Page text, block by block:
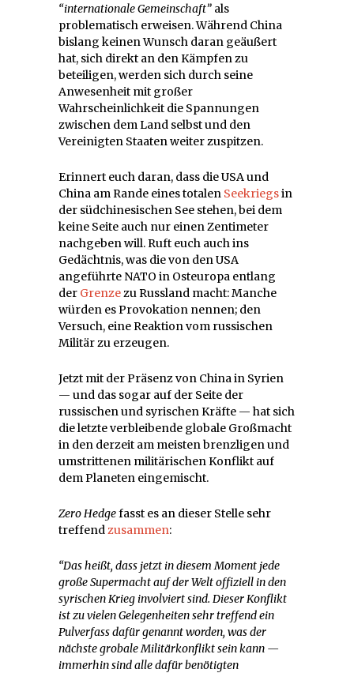
“internationale Gemeinschaft” als
problematisch erweisen. Während China
bislang keinen Wunsch daran geäußert
hat, sich direkt an den Kämpfen zu
beteiligen, werden sich durch seine
Anwesenheit mit großer
Wahrscheinlichkeit die Spannungen
zwischen dem Land selbst und den
Vereinigten Staaten weiter zuspitzen.
Erinnert euch daran, dass die USA und
China am Rande eines totalen Seekriegsin
der südchinesischen See stehen, bei dem
keine Seite auch nur einen Zentimeter
nachgeben will. Ruft euch auch ins
Gedächtnis, was die von den USA
angeführte NATO in Osteuropa entlang
der Grenzezu Russland macht: Manche
würden es Provokation nennen; den
Versuch, eine Reaktion vom russischen
Militär zu erzeugen.
Jetzt mit der Präsenz von China in Syrien
— und das sogar auf der Seite der
russischen und syrischen Kräfte — hat sich
die letzte verbleibende globale Großmacht
in den derzeit am meisten brenzligen und
umstrittenen militärischen Konflikt auf
dem Planeten eingemischt.
Zero Hedgefasst es an dieser Stelle sehr
treffendzusammen:
“Das heißt, dass jetzt in diesem Moment jede
große Supermacht auf der Welt offiziell in den
syrischen Krieg involviert sind. Dieser Konflikt
ist zu vielen Gelegenheiten sehr treffend ein
Pulverfass dafür genannt worden, was der
nächste grobale Militärkonflikt sein kann —
immerhin sind alle dafür benötigten